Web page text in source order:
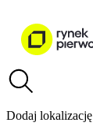
Dodaj lokalizację